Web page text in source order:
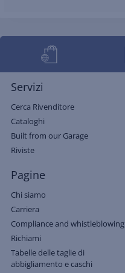
Servizi
Cerca Rivenditore
Cataloghi
Built from our Garage
Riviste
Pagine
Chi siamo
Carriera
Compliance and whistleblowing
Richiami
Tabelle delle taglie di
abbigliamento e caschi